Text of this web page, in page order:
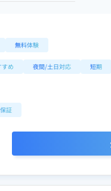
無料体験
め 夜間/土日対応 短期
証